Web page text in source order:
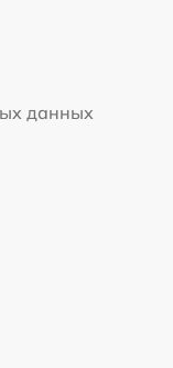
данных